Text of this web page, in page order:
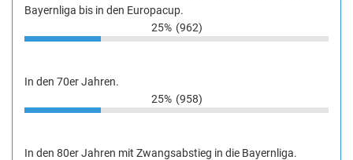
Bayernliga bis in den Europacup.
25% (962)
In den 70er Jahren.
25% (958)
In den 80er Jahren mit Zwangsabstieg in die Bayernliga.